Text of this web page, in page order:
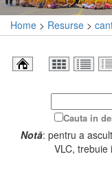
Home > Resurse >
Cauta in
Notă: pentru a
VLC, trebuie